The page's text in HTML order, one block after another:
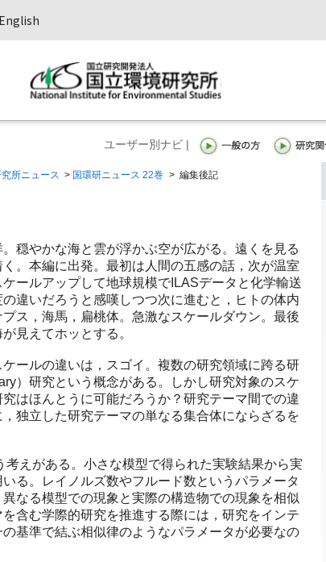
English
ユーザー別ナビ |
所ニュース > 国環研ニュース 22巻 > 編集後記
穏やかな海と雲が浮かぶ空が広がる。遠くを見る
。本編に出発。最初は人間の五感の話，次が温室
ールアップして地球規模でILASデータと化学輸送
違いだろうと感嘆しつつ次に進むと，ヒトの体内
ス，海馬，扁桃体。急激なスケールダウン。最後
見えてホッとする。
ールの違いは，スゴイ。複数の研究領域に跨る研
）研究という概念がある。しかし研究対象のスケ
はほんとうに可能だろうか？研究テーマ間での違
独立した研究テーマの単なる集合体にならざるを
えがある。小さな模型で得られた実験結果から実
る。レイノルズ数やフルード数というパラメータ
なる模型での現象と実際の構造物での現象を相似
含む学際的研究を推進する際には，研究をインテ
基準で結ぶ相似律のようなパラメータが必要なの